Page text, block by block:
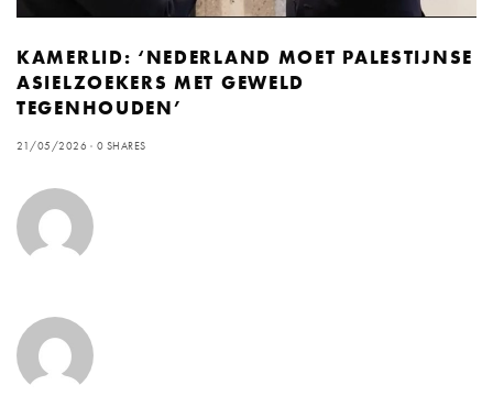
KAMERLID: ‘NEDERLAND MOET PALESTIJNSE
ASIELZOEKERS MET GEWELD
TEGENHOUDEN’
21/05/2026 0 SHARES